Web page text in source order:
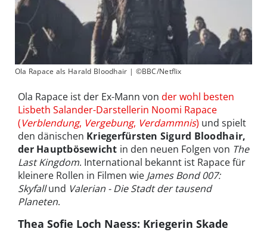
Ola Rapace als Harald Bloodhair | ©BBC/Netflix
Ola Rapace ist der Ex-Mann von der wohl besten
Lisbeth Salander-Darstellerin Noomi Rapace
(Verblendung, Vergebung, Verdammnis) und spielt
den dänischen Kriegerfürsten Sigurd Bloodhair,
der Hauptbösewicht in den neuen Folgen von The
Last Kingdom. International bekannt ist Rapace für
kleinere Rollen in Filmen wie James Bond 007:
Skyfallund Valerian - Die Stadt der tausend
Planeten.
Thea Sofie Loch Naess: Kriegerin Skade